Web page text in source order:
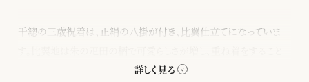
千總の三歳祝着は、正絹の八掛が付き、比翼仕立てになっていま
で幸せが重なっていきますようにとの想いが込められています。